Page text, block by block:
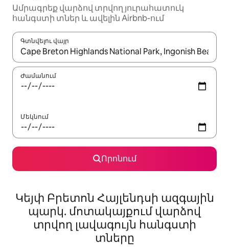
Ամրագրեք վարձով տրվող յուրահատուկ
հանգստի տներ և ավելին Airbnb-ում
Գտնվելու վայր
Երբ արդյունքները հասանելի լինեն, սլաքների
Ժամանում
Մեկնում
Որոնում
Կեյփ Բրետոն Հայլենդսի ազգային
պարկ. մոտակայքում վարձով
տրվող լավագույն հանգստի
տները